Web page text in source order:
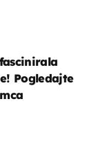
Pogledajte